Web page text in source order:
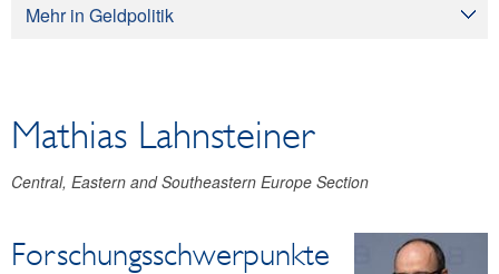
Mehr in Geldpolitik
Wirkung der Geldpolitik
Konjunktur
Ökonom:innen
Mathias Lahnsteiner
Central, Eastern and Southeastern Europe Section
Forschungsschwerpunkte